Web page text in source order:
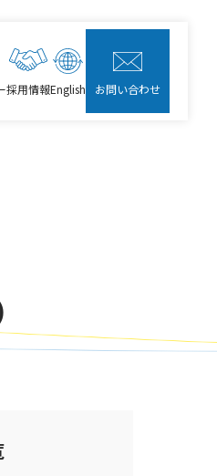
採用情報English お問い合わせ